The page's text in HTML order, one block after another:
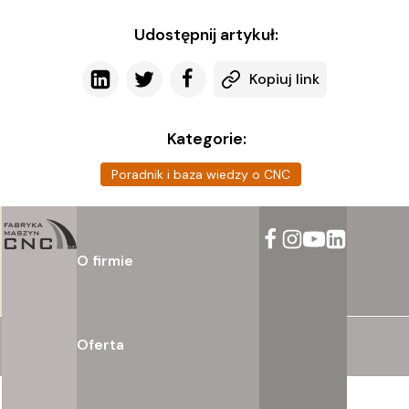
Udostępnij artykuł:
Kopiuj link
Kategorie:
Poradnik i baza wiedzy o CNC
O firmie
Oferta